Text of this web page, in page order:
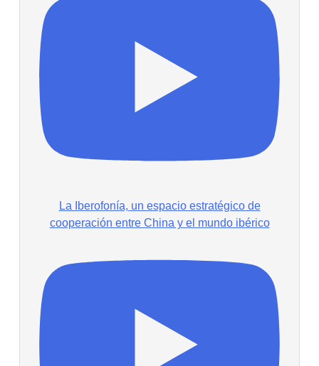
La Iberofonía, un espacio estratégico de
cooperación entre China y el mundo ibérico